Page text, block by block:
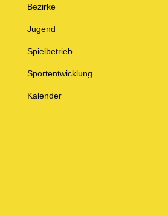
Bezirke
Jugend
Spielbetrieb
Sportentwicklung
Kalender